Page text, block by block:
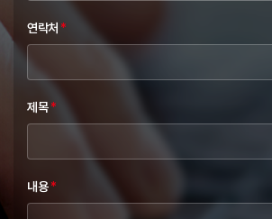
연락처 *
제목*
내용*